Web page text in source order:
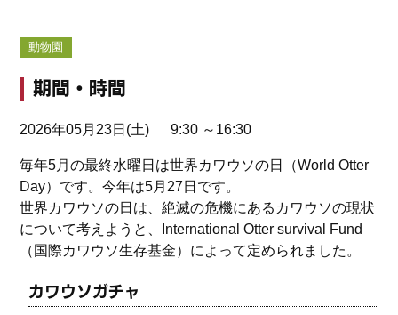
動物園
期間・時間
2026年05月23日(土) 9:30 ～16:30
毎年5月の最終水曜日は世界カワウソの日（World Otter
Day）です。今年は5月27日です。
世界カワウソの日は、絶滅の危機にあるカワウソの現状
について考えようと、International Otter survival Fund
（国際カワウソ生存基金）によって定められました。
カワウソガチャ